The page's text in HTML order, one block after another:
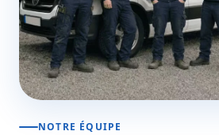
NOTRE ÉQUIPE